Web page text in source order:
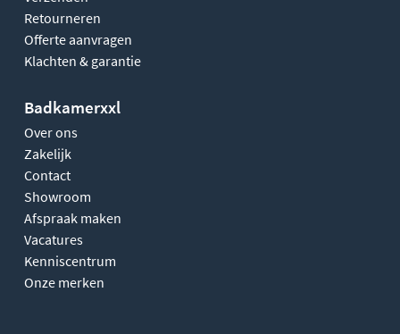
Retourneren
Offerte aanvragen
Klachten & garantie
Badkamerxxl
Over ons
Zakelijk
Contact
Showroom
Afspraak maken
Vacatures
Kenniscentrum
Onze merken